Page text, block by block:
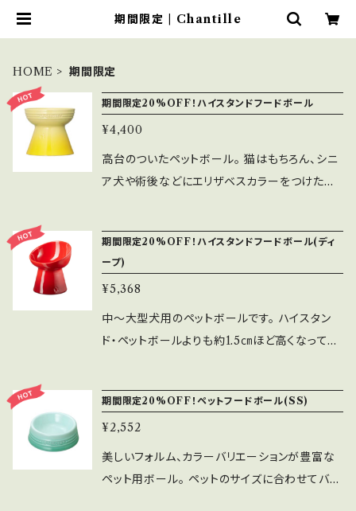
期間限定 | Chantille
HOME 期間限定
期間限定20%OFF！ハイスタンドフードボール
¥4,400
高台のついたペットボール。 猫はもちろん、シニ
ア犬や術後などにエリザベスカラーをつけた犬
なのも特長。足跡レリーフがアクセントに。 ※コ
ースタルブルーは限定カラーです。 スペック 直
径 13cm 高さ 12cm 容量 370ml 重量 710g
期間限定20%OFF！ハイスタンドフードボール(ディ
ープ)
¥5,368
中～大型犬用のペットボールです。 ハイスタン
ド・ペットボールよりも約1.5㎝ほど高くなってお
縁に高さを持たせ、食べているときにフードがボ
ールからこぼれ落ちにくい設計になっています。
特に鼻の短い短頭種の犬（例：フレンチ・ブルドッ
グ、ボストン・テリア、ボクサー、パグ、シーズー、
期間限定20%OFF！ペットフードボール(SS)
¥2,552
美しいフォルム、カラーバリエーションが豊富な
ペット用ボール。 ペットのサイズに合わせてバリ